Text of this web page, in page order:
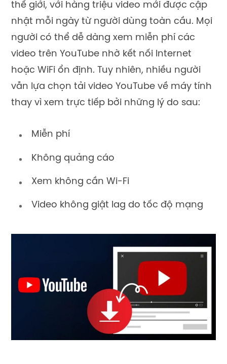
thế giới, với hàng triệu video mới được cập
nhật mỗi ngày từ người dùng toàn cầu. Mọi
người có thể dễ dàng xem miễn phí các
video trên YouTube nhờ kết nối Internet
hoặc WiFi ổn định. Tuy nhiên, nhiều người
vẫn lựa chọn tải video YouTube về máy tính
thay vì xem trực tiếp bởi những lý do sau:
Miễn phí
Không quảng cáo
Xem không cần Wi-Fi
Video không giật lag do tốc độ mạng